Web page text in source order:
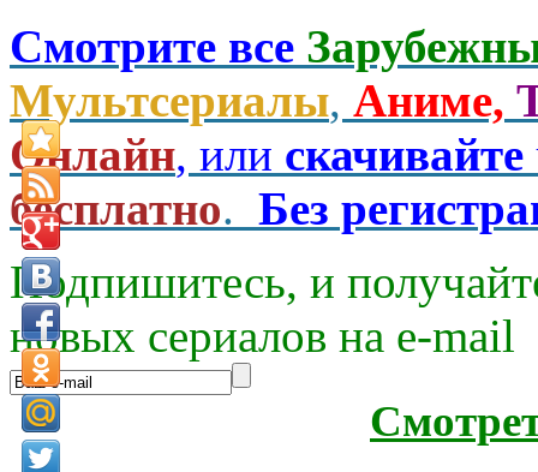
Смотрите все
Мультсериалы, Аниме,
Онлайн, или скачивайте
бесплатно. Без
Подпишитесь, и
новых сериалов на e-mаil